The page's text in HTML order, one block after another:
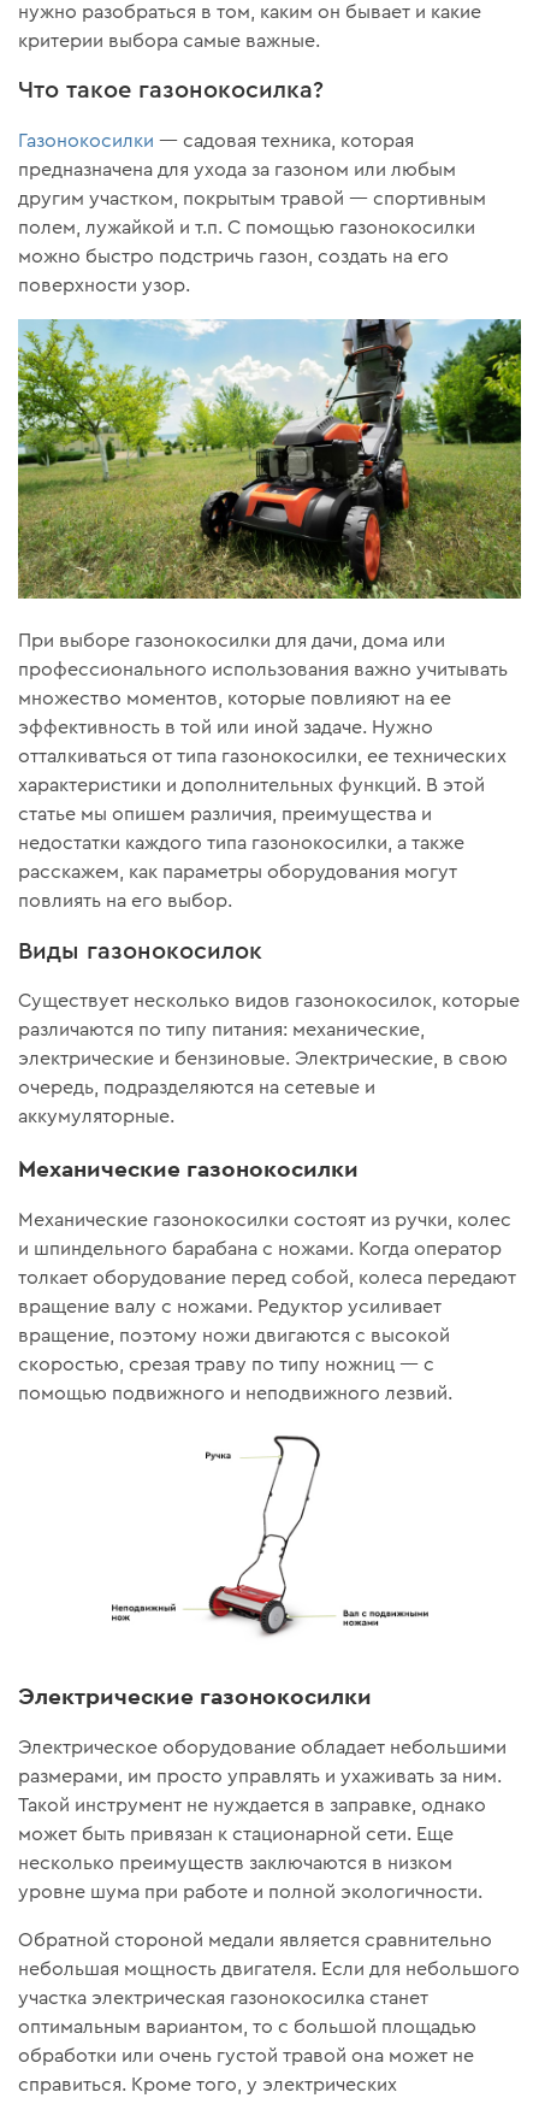
нужно разобраться в том, каким он бывает и какие
критерии выбора самые важные.
Что такое газонокосилка?
Газонокосилки — садовая техника, которая
предназначена для ухода за газоном или любым
другим участком, покрытым травой — спортивным
полем, лужайкой и т.п. С помощью газонокосилки
можно быстро подстричь газон, создать на его
поверхности узор.
При выборе газонокосилки для дачи, дома или
профессионального использования важно учитывать
множество моментов, которые повлияют на ее
эффективность в той или иной задаче. Нужно
отталкиваться от типа газонокосилки, ее технических
характеристики и дополнительных функций. В этой
статье мы опишем различия, преимущества и
недостатки каждого типа газонокосилки, а также
расскажем, как параметры оборудования могут
повлиять на его выбор.
Виды газонокосилок
Существует несколько видов газонокосилок, которые
различаются по типу питания: механические,
электрические и бензиновые. Электрические, в свою
очередь, подразделяются на сетевые и
аккумуляторные.
Механические газонокосилки
Механические газонокосилки состоят из ручки, колес
и шпиндельного барабана с ножами. Когда оператор
толкает оборудование перед собой, колеса передают
вращение валу с ножами. Редуктор усиливает
вращение, поэтому ножи двигаются с высокой
скоростью, срезая траву по типу ножниц — с
помощью подвижного и неподвижного лезвий.
Электрические газонокосилки
Электрическое оборудование обладает небольшими
размерами, им просто управлять и ухаживать за ним.
Такой инструмент не нуждается в заправке, однако
может быть привязан к стационарной сети. Еще
несколько преимуществ заключаются в низком
уровне шума при работе и полной экологичности.
Обратной стороной медали является сравнительно
небольшая мощность двигателя. Если для небольшого
участка электрическая газонокосилка станет
оптимальным вариантом, то с большой площадью
обработки или очень густой травой она может не
справиться. Кроме того, у электрических